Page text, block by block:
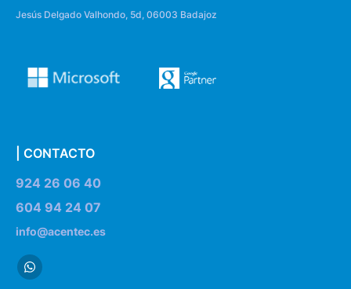
Jesús Delgado Valhondo, 5d, 06003 Badajoz
| CONTACTO
924 26 06 40
604 94 24 07
info@acentec.es